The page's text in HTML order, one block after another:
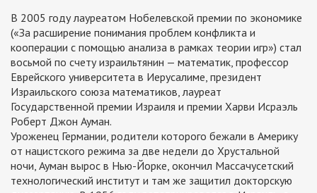
В 2005 году лауреатом Нобелевской премии по экономике
(«За расширение понимания проблем конфликта и
кооперации с помощью анализа в рамках теории игр») стал
восьмой по счету израильтянин — математик, профессор
Еврейского университета в Иерусалиме, президент
Израильского союза математиков, лауреат
Государственной премии Израиля и премии Харви Исраэль
Роберт Джон Ауман.
Уроженец Германии, родители которого бежали в Америку
от нацистского режима за две недели до Хрустальной
ночи, Ауман вырос в Нью-Йорке, окончил Массачусетский
технологический институт и там же защитил докторскую